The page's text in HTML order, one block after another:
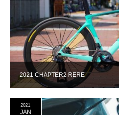
2021 CHAPTER2 RERE
2021
JAN